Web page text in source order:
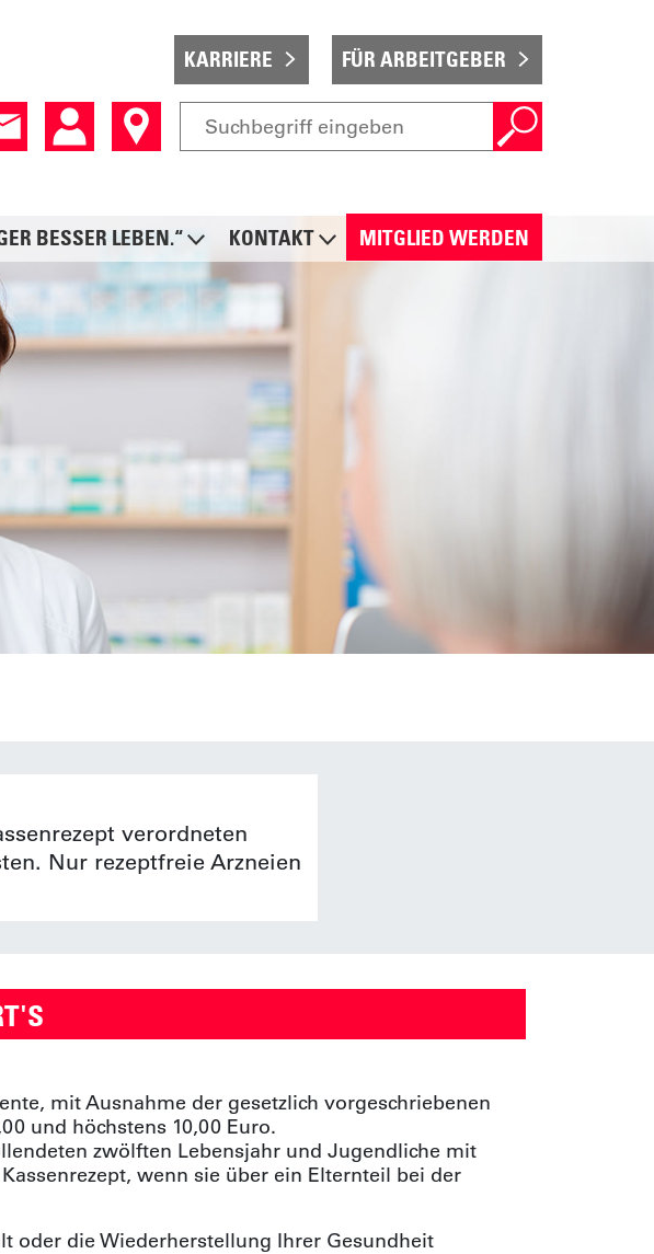
KARRIERE FÜR ARBEITGEBER
BESSER LEBEN.“ KONTAKT MITGLIED WERDEN
verordneten
Nur rezeptfreie Arzneien
mit Ausnahme der gesetzlich vorgeschriebenen
und höchstens 10,00 Euro.
zwölften Lebensjahr und Jugendliche mit
wenn sie über ein Elternteil bei der
oder die Wiederherstellung Ihrer Gesundheit